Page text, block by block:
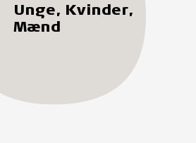
Unge, Kvinder,
Mænd